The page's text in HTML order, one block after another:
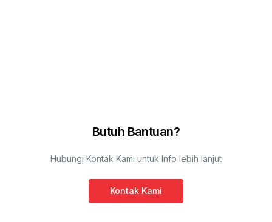
Butuh Bantuan?
Hubungi Kontak Kami untuk Info lebih lanjut
Kontak Kami